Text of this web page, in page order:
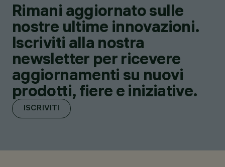
Rimani aggiornato sulle
nostre ultime innovazioni.
Iscriviti alla nostra
newsletter per ricevere
aggiornamenti su nuovi
prodotti, fiere e iniziative.
ISCRIVITI